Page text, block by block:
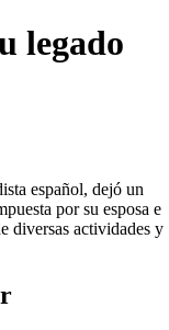
legado
español, dejó un
por su esposa e
diversas actividades y